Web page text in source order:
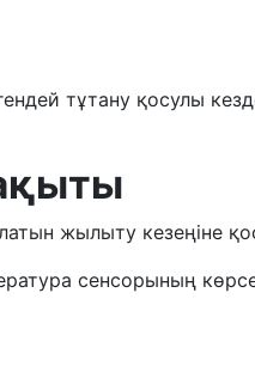
тұтану қосулы
жылыту кезеңіне
сенсорының